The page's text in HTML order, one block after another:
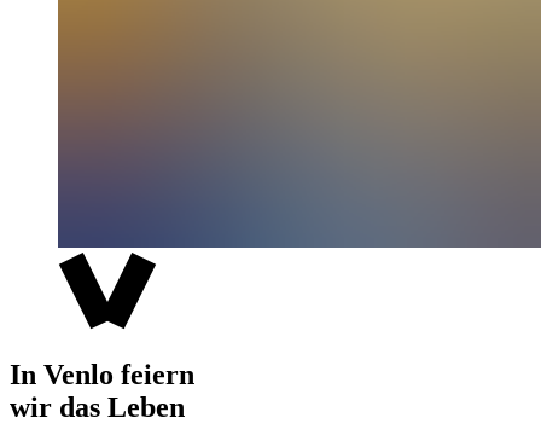
In Venlo feiern
wir das Leben